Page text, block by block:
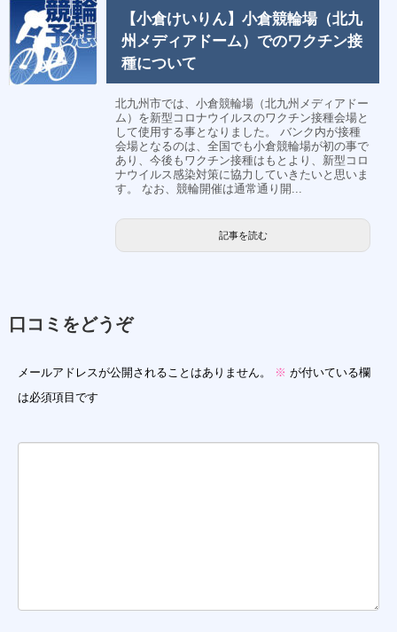
【小倉けいりん】小倉競輪場（北九
州メディアドーム）でのワクチン接
種について
北九州市では、小倉競輪場（北九州メディアドー
ム）を新型コロナウイルスのワクチン接種会場と
して使用する事となりました。 バンク内が接種
会場となるのは、全国でも小倉競輪場が初の事で
あり、今後もワクチン接種はもとより、新型コロ
ナウイルス感染対策に協力していきたいと思いま
す。 なお、競輪開催は通常通り開...
記事を読む
口コミをどうぞ
メールアドレスが公開されることはありません。 ※ が付いている欄
は必須項目です